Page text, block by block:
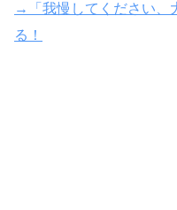
→「我慢してください、
る！